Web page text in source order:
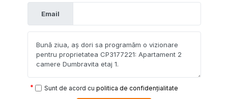
Email
Sunt de acord cu politica de confidențialitate